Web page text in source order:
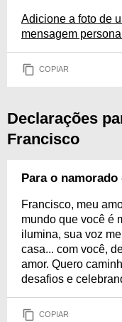
Adicione a foto de
mensagem
COPIAR
Declarações
Francisco
Para o
Francisco, meu
mundo que você é
ilumina, sua voz
casa... com você,
amor. Quero
desafios e
COPIAR